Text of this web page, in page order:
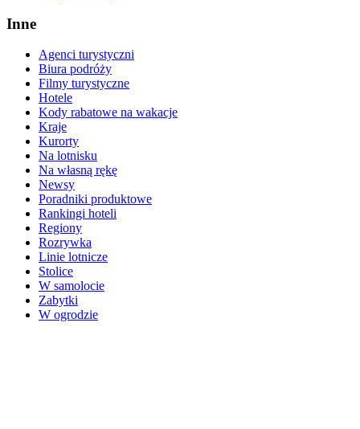
Inne
Agenci turystyczni
Biura podróży
Filmy turystyczne
Hotele
Kody rabatowe na wakacje
Kraje
Kurorty
Na lotnisku
Na własną rękę
Newsy
Poradniki produktowe
Rankingi hoteli
Regiony
Rozrywka
Linie lotnicze
Stolice
W samolocie
Zabytki
W ogrodzie